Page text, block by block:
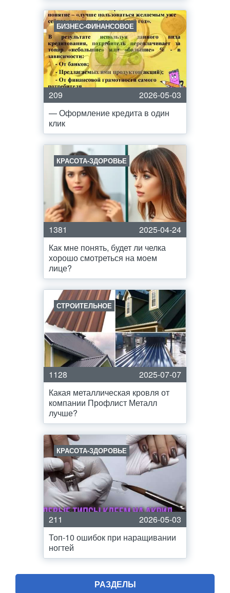
БИЗНЕС-ФИНАНСОВОЕ
209
2026-05-03
— Оформление кредита в один
клик
КРАСОТА-ЗДОРОВЬЕ
1381
2025-04-24
Как мне понять, будет ли челка
хорошо смотреться на моем
лице?
СТРОИТЕЛЬНОЕ
1128
2025-07-07
Какая металлическая кровля от
компании Профлист Металл
лучше?
КРАСОТА-ЗДОРОВЬЕ
211
2026-05-03
Топ-10 ошибок при наращивании
ногтей
РАЗДЕЛЫ